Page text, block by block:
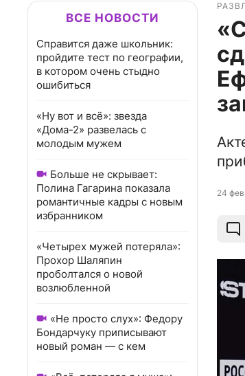
ВСЕ НОВОСТИ
Справится даже школьник:
пройдите тест по географии,
в котором очень стыдно
ошибиться
«Ну вот и всё»: звезда
«Дома-2» развелась с
молодым мужем
Больше не скрывает:
Полина Гагарина показала
романтичные кадры с новым
избранником
«Четырех мужей потеряла»:
Прохор Шаляпин
проболтался о новой
возлюбленной
«Не просто слух»: Федору
Бондарчуку приписывают
новый роман — с кем
24